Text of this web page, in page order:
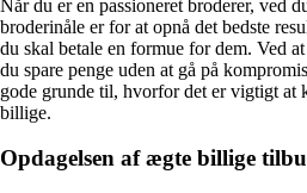
Når du er en passioneret broderer, ved
broderinåle er for at opnå det bedste
du skal betale en formue for dem. Ved
du spare penge uden at gå på
gode grunde til, hvorfor det er vigtigt at
billige.
Opdagelsen af ægte billige